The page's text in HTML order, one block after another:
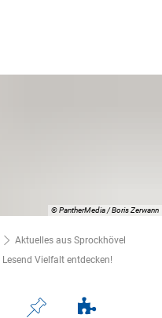
© PantherMedia / Boris Zerwann
Aktuelles aus Sprockhövel
Lesend Vielfalt entdecken!